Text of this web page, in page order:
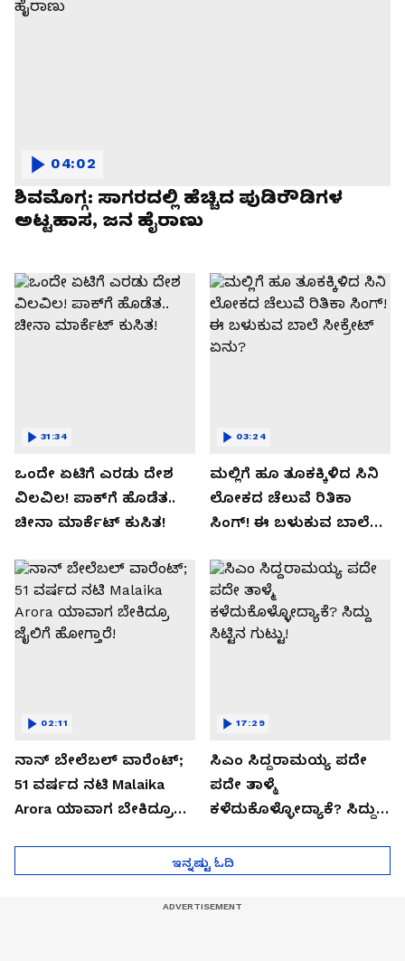
ಶಿವಮೊಗ್ಗ: ಸಾಗರದಲ್ಲಿ ಹೆಚ್ಚಿದ ಪುಡಿರೌಡಿಗಳ
ಅಟ್ಟಹಾಸ, ಜನ ಹೈರಾಣು
04:02
ಒಂದೇ ಏಟಿಗೆ ಎರಡು ದೇಶ
ವಿಲವಿಲ! ಪಾಕ್​​ಗೆ ಹೊಡೆತ..
ಚೀನಾ ಮಾರ್ಕೆಟ್​ ಕುಸಿತ!
31:34
ಮಲ್ಲಿಗೆ ಹೂ ತೂಕಕ್ಕಿಳಿದ ಸಿನಿ
ಲೋಕದ ಚೆಲುವೆ ರಿತಿಕಾ
ಸಿಂಗ್!‌ ಈ ಬಳುಕುವ ಬಾಲೆ
03:24
ನಾನ್ ಬೇಲೆಬಲ್ ವಾರೆಂಟ್;
51 ವರ್ಷದ ನಟಿ Malaika
Arora ಯಾವಾಗ ಬೇಕಿದ್ರೂ
02:11
ಸಿಎಂ ಸಿದ್ದರಾಮಯ್ಯ ಪದೇ
ಪದೇ ತಾಳ್ಮೆ
ಕಳೆದುಕೊಳ್ಳೋದ್ಯಾಕೆ? ಸಿದ್ದು
17:29
ಇನ್ನಷ್ಟು ಓದಿ